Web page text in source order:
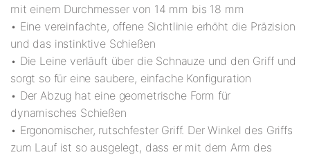
mit einem Durchmesser von 14 mm bis 18 mm
• Eine vereinfachte, offene Sichtlinie erhöht die Präzision
und das instinktive Schießen
• Die Leine verläuft über die Schnauze und den Griff und
sorgt so für eine saubere, einfache Konfiguration
• Der Abzug hat eine geometrische Form für
dynamisches Schießen
• Ergonomischer, rutschfester Griff. Der Winkel des Griffs
zum Lauf ist so ausgelegt, dass er mit dem Arm des